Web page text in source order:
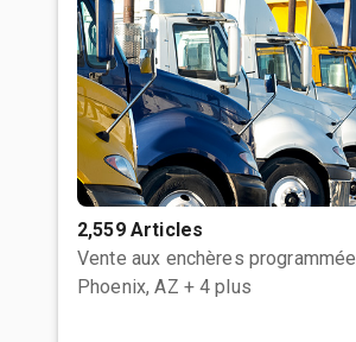
2,559 Articles
Vente aux enchères programmée
Phoenix, AZ + 4 plus